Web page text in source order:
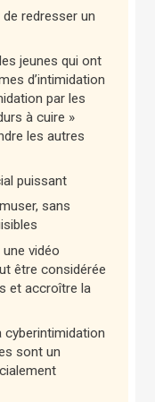
redresser un
jeunes qui ont
d’intimidation
par les
à cuire »
les autres
puissant
sans
vidéo
être considérée
et accroître la
cyberintimidation
sont un